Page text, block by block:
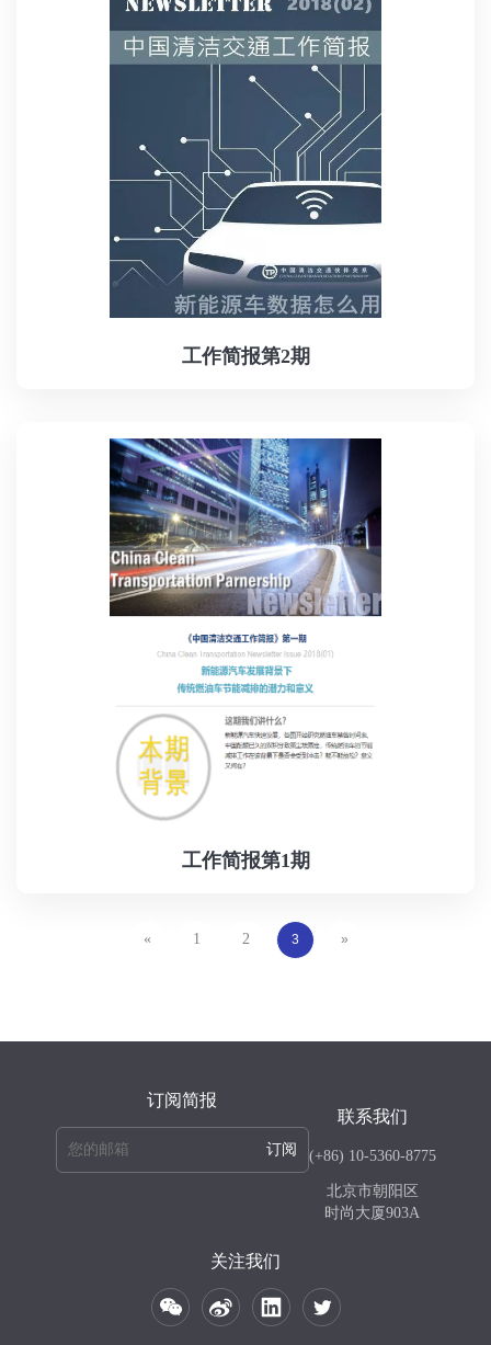
工作简报第2期
工作简报第1期
« 1 2 3 »
订阅简报
订阅
联系我们
(+86) 10-5360-8775
北京市朝阳区
时尚大厦903A
关注我们